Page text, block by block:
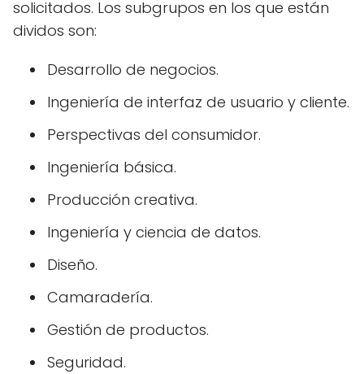
solicitados. Los subgrupos en los que están
dividos son:
Desarrollo de negocios.
Ingeniería de interfaz de usuario y cliente.
Perspectivas del consumidor.
Ingeniería básica.
Producción creativa.
Ingeniería y ciencia de datos.
Diseño.
Camaradería.
Gestión de productos.
Seguridad.